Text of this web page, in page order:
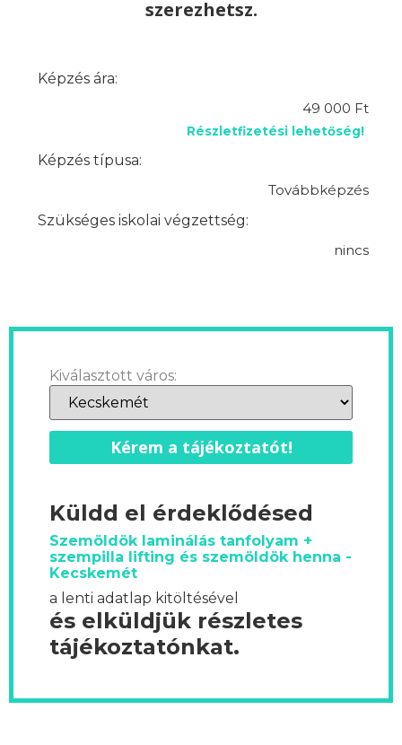
szerezhetsz.
Képzés ára:
49 000 Ft
Részletfizetési lehetőség!
Képzés típusa:
Továbbképzés
Szükséges iskolai végzettség:
nincs
Kiválasztott város:
Kérem a tájékoztatót!
Küldd el érdeklődésed
Szemöldök laminálás tanfolyam +
szempilla lifting és szemöldök henna -
Kecskemét
a lenti adatlap kitöltésével
és elküldjük részletes
tájékoztatónkat.